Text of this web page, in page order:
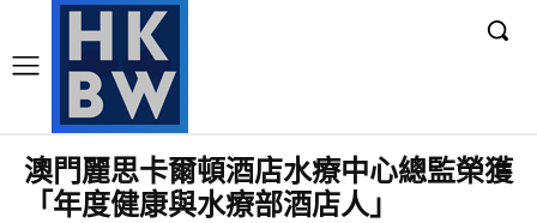
澳門麗思卡爾頓酒店水療中心總監榮獲
「年度健康與水療部酒店人」